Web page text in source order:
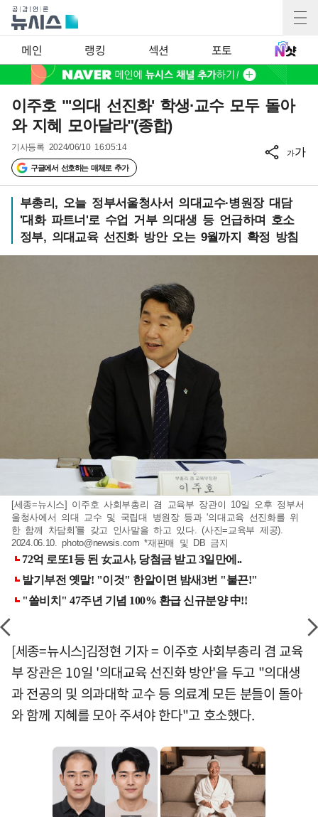
메인 랭킹 섹션 포토
이주호 "'의대 선진화' 학생·교수 모두 돌아
와 지혜 모아달라"(종합)
기사등록 2024/06/10 16:05:14
구글에서 선호하는 매체로 추가
가가
부총리, 오늘 정부서울청사서 의대교수·병원장 대담
'대화 파트너'로 수업 거부 의대생 등 언급하며 호소
정부, 의대교육 선진화 방안 오는 9월까지 확정 방침
[세종=뉴시스] 이주호 사회부총리 겸 교육부 장관이 10일 오후 정부서
울청사에서 의대 교수 및 국립대 병원장 등과 '의대교육 선진화를 위
한 함께 차담회'를 갖고 인사말을 하고 있다. (사진=교육부 제공).
2024.06.10.photo@newsis.com *재판매 및 DB 금지
[세종=뉴시스]김정현 기자 = 이주호 사회부총리 겸 교육
부 장관은 10일 '의대교육 선진화 방안'을 두고 "의대생
과 전공의 및 의과대학 교수 등 의료계 모든 분들이 돌아
와 함께 지혜를 모아 주셔야 한다"고 호소했다.